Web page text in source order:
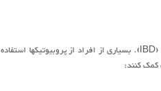
تحقیقات نشان می‌دهد که پروبیوتیکها ممکن است مشکلات گوارشی را کنترل کنند از جمله سندرم روده تحریک پذیر (IBS) و بیماری التهاب روده (IBD). بسیاری از افراد از پروبیوتیکها استفاده
کمک کنند: